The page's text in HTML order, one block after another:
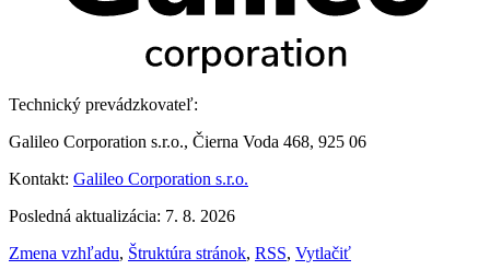
Technický prevádzkovateľ:
Galileo Corporation s.r.o., Čierna Voda 468, 925 06
Kontakt: Galileo Corporation s.r.o.
Posledná aktualizácia: 7. 8. 2026
Zmena vzhľadu, Štruktúra stránok, RSS, Vytlačiť